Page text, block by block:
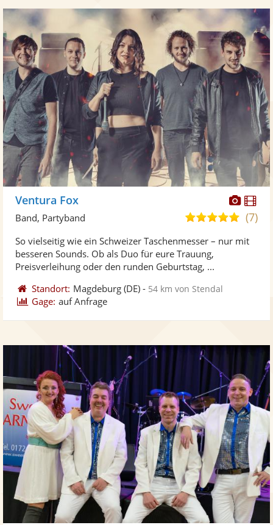
Fotos
Ventura Fox
5,0
5
(7)
Band, Partyband
So vielseitig wie ein Schweizer Taschenmesser – nur mit
besseren Sounds. Ob als Duo für eure Trauung,
Preisverleihung oder den runden Geburtstag, ...
Standort: Magdeburg (DE) - 54 km von Stendal
Gage: auf Anfrage